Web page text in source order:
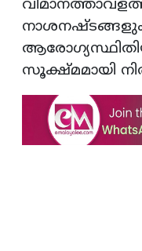
നാശനഷ്ടങ്ങളും
സൂക്ഷ്മമായി